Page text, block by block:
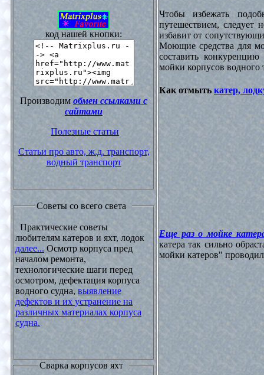
код нашей кнопки:
Производим обмен ссылками с
сайтами
Полезные статьи
Статьи про авто, ж.д. транспорт,
водный транспорт
Советы со всего света
Практические советы
любителям катеров и яхт, лодок
далее... Осмотр корпуса пред
началом ремонта,
технологические шаги перед
осмотром, дефектация корпуса
водного судна, выявление
дефектов и их устранение на
различных материалах корпуса
судна.
Сварка корпусов яхт
Чтобы избежать
путешествием, следует
избавит от
Моющие средства для
составить
мойки корпусов водного
Как отмыть катер,
Еще раз о мойке
катера так сильно
мойки катеров"